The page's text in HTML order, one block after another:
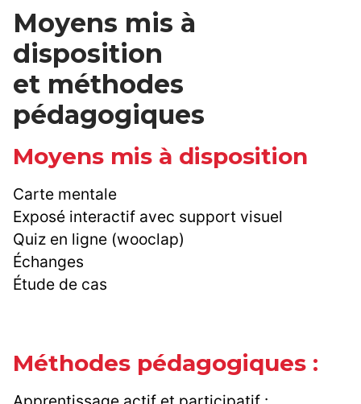
Moyens mis à
disposition
et méthodes
pédagogiques
Moyens mis à disposition
Carte mentale
Exposé interactif avec support visuel
Quiz en ligne (wooclap)
Échanges
Étude de cas
Méthodes pédagogiques :